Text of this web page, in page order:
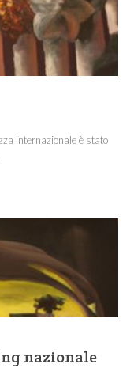
internazionale è stato
nazionale